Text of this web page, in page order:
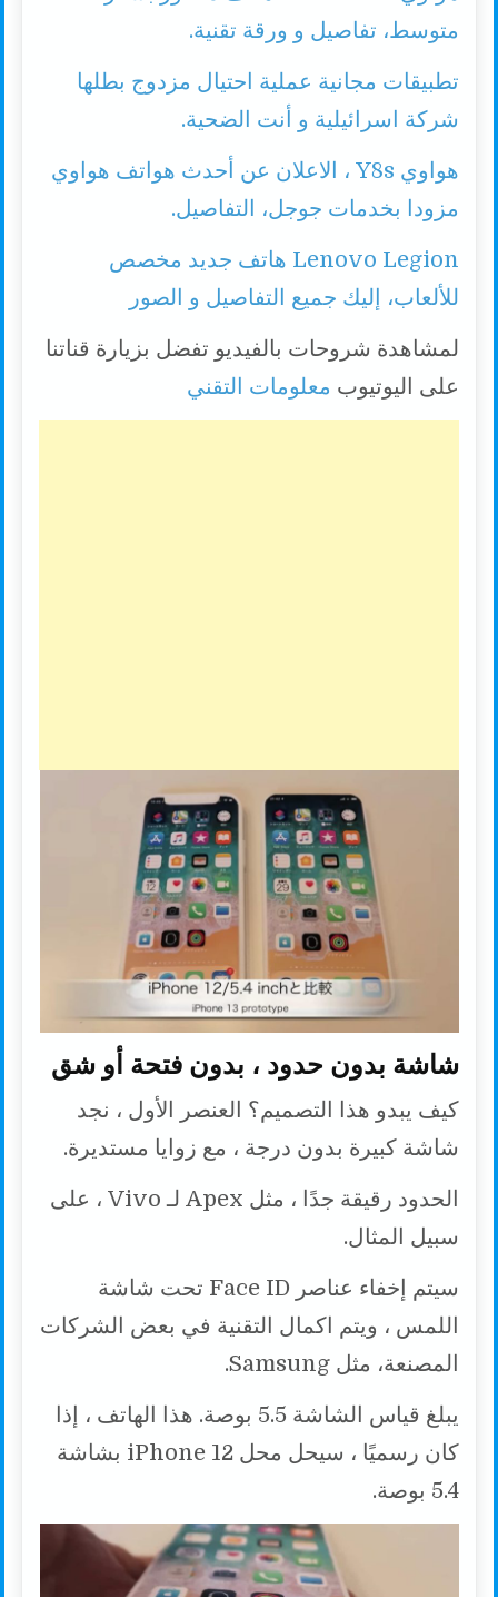
متوسط، تفاصيل و ورقة تقنية.
تطبيقات مجانية عملية احتيال مزدوج بطلها
شركة اسرائيلية و أنت الضحية.
هواوي Y8s ، الاعلان عن أحدث هواتف هواوي
مزودا بخدمات جوجل، التفاصيل.
Lenovo Legion هاتف جديد مخصص
للألعاب، إليك جميع التفاصيل و الصور
لمشاهدة شروحات بالفيديو تفضل بزيارة قناتنا
على اليوتيوب معلومات التقني
شاشة بدون حدود ، بدون فتحة أو شق
كيف يبدو هذا التصميم؟ العنصر الأول ، نجد
شاشة كبيرة بدون درجة ، مع زوايا مستديرة.
الحدود رقيقة جدًا ، مثل Apex لـ Vivo ، على
سبيل المثال.
سيتم إخفاء عناصر Face ID تحت شاشة
اللمس ، ويتم اكمال التقنية في بعض الشركات
المصنعة، مثل Samsung.
يبلغ قياس الشاشة 5.5 بوصة. هذا الهاتف ، إذا
كان رسميًا ، سيحل محل iPhone 12 بشاشة
5.4 بوصة.